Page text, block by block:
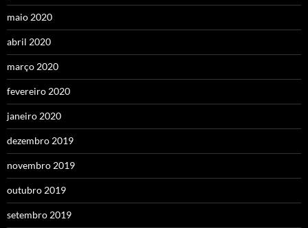
maio 2020
abril 2020
março 2020
fevereiro 2020
janeiro 2020
dezembro 2019
novembro 2019
outubro 2019
setembro 2019